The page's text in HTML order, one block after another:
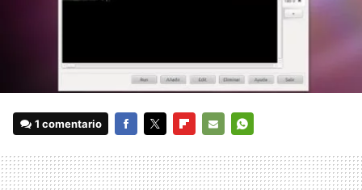
1 comentario
MAIL